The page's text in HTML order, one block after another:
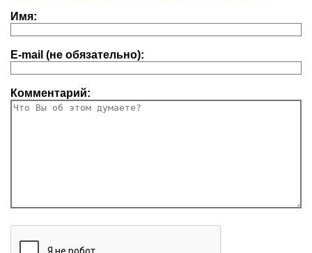
Имя:
E-mail (не обязательно):
Комментарий: